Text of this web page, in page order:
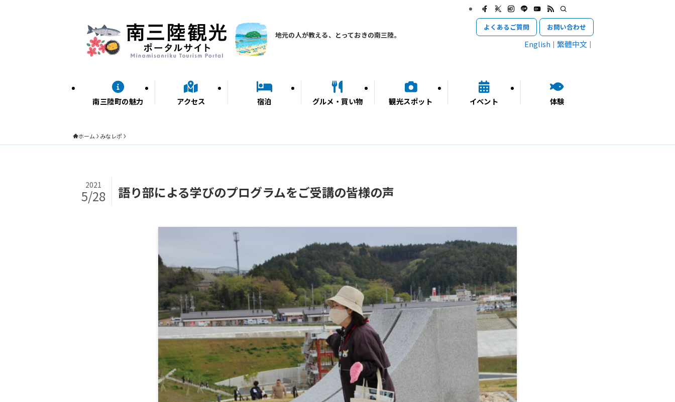
地元の人が教える、とっておきの南三陸。
南三陸町の魅力 アクセス 宿泊 グルメ・買い物 観光スポット イベント 体験
よくあるご質問 お問い合わせ
English 繁體中文
ホーム みなレポ
語り部による学びのプログラムをご受講の皆様の声
2021
5/28